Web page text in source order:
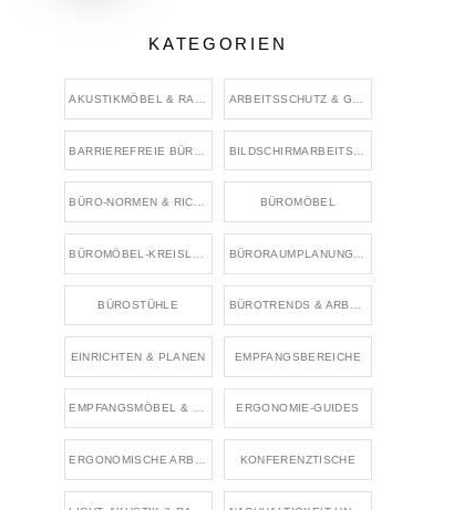
KATEGORIEN
BÜROMÖBEL
BÜROSTÜHLE BÜROTRENDS & ARBEITSWELTEN
EINRICHTEN & PLANEN EMPFANGSBEREICHE
EMPFANGSMÖBEL & WARTEMÖBEL ERGONOMIE-GUIDES
KONFERENZTISCHE